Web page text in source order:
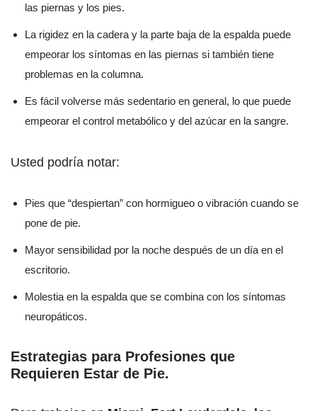
las piernas y los pies.
La rigidez en la cadera y la parte baja de la espalda puede
empeorar los síntomas en las piernas si también tiene
problemas en la columna.
Es fácil volverse más sedentario en general, lo que puede
empeorar el control metabólico y del azúcar en la sangre.
Usted podría notar:
Pies que “despiertan” con hormigueo o vibración cuando se
pone de pie.
Mayor sensibilidad por la noche después de un día en el
escritorio.
Molestia en la espalda que se combina con los síntomas
neuropáticos.
Estrategias para Profesiones que
Requieren Estar de Pie.